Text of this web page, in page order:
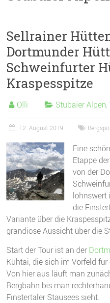
Sellrainer
Dortmunder
Schweinfurter
Kraspesspitze
Olli Stubaier Alpen,
12. August 2019
Eine
Etappe
von der
lohnswert
die
Variante über die
grandiose Aussicht über die
Start der Tour ist an der
Kühtai, die sich im Vorfeld
Von hier aus läuft man
Bergbahn bis man
Finstertaler Stausees sieht.